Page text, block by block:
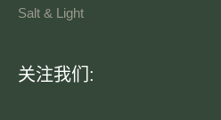
Salt & Light
关注我们:
语